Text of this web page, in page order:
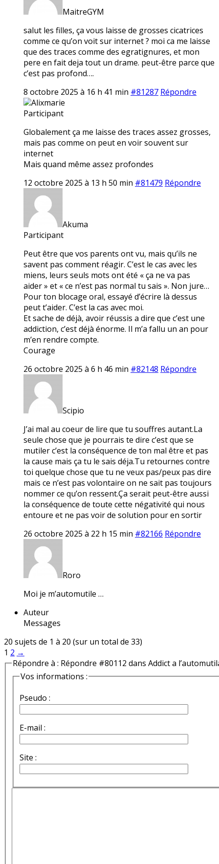
MaitreGYM
salut les filles, ça vous laisse de grosses cicatrices
comme ce qu’on voit sur internet ? moi ca me laisse
que des traces comme des egratignures, et mon
pere en fait deja tout un drame. peut-être parce que
c’est pas profond….
8 octobre 2025 à 16 h 41 min #81287 Répondre
Alixmarie
Participant
Globalement ça me laisse des traces assez grosses,
mais pas comme on peut en voir souvent sur
internet
Mais quand même assez profondes
12 octobre 2025 à 13 h 50 min #81479 Répondre
Akuma
Participant
Peut être que vos parents ont vu, mais qu’ils ne
savent pas comment réagir. C’est le cas avec les
miens, leurs seuls mots ont été « ça ne va pas
aider » et « ce n’est pas normal tu sais ». Non jure…
Pour ton blocage oral, essayé d’écrire là dessus
peut t’aider. C’est la cas avec moi.
Et sache de déjà, avoir réussis a dire que c’est une
addiction, c’est déjà énorme. Il m’a fallu un an pour
m’en rendre compte.
Courage
26 octobre 2025 à 6 h 46 min #82148 Répondre
Scipio
J’ai mal au coeur de lire que tu souffres autant.La
seule chose que je pourrais te dire c’est que se
mutiler c’est la conséquence de ton mal être et pas
la cause mais ça tu le sais déja.Tu retournes contre
toi quelque chose que tu ne veux pas/peux pas dire
mais ce n’est pas volontaire on ne sait pas toujours
nommer ce qu’on ressent.Ça serait peut-être aussi
la conséquence de toute cette négativité qui nous
entoure et ne pas voir de solution pour en sortir
26 octobre 2025 à 22 h 15 min #82166 Répondre
Roro
Moi je m’automutile …
Auteur
Messages
20 sujets de 1 à 20 (sur un total de 33)
1 2 →
Répondre à : Répondre #80112 dans Addict a
Vos informations :
Pseudo :
E-mail :
Site :